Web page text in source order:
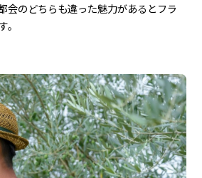
会のどちらも違った魅力があるとフラ